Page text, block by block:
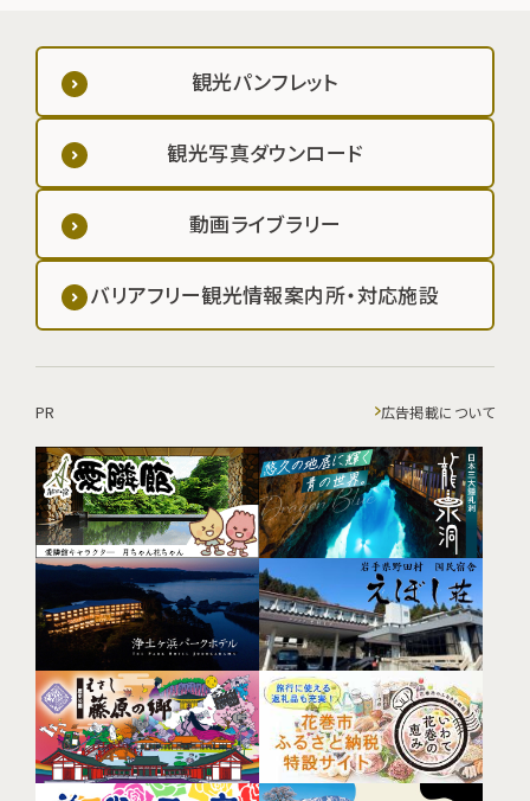
観光パンフレット
観光写真ダウンロード
動画ライブラリー
バリアフリー観光情報案内所・対応施設
PR 広告掲載について